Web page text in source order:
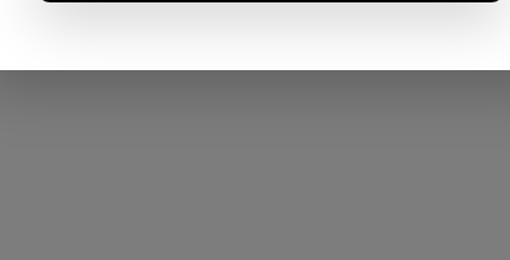
Henüz bu ürün için bir